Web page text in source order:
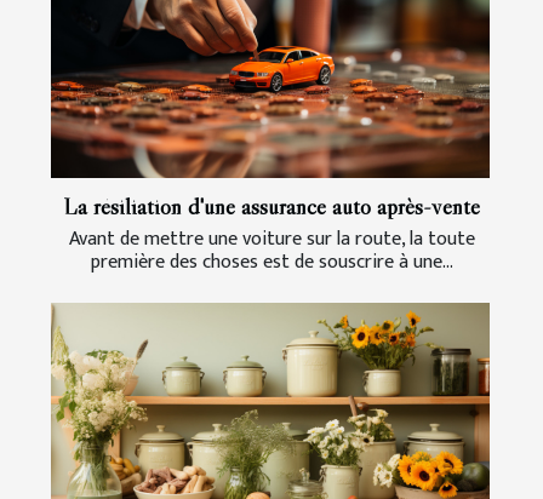
La résiliation d'une assurance auto après-vente
Avant de mettre une voiture sur la route, la toute
première des choses est de souscrire à une...